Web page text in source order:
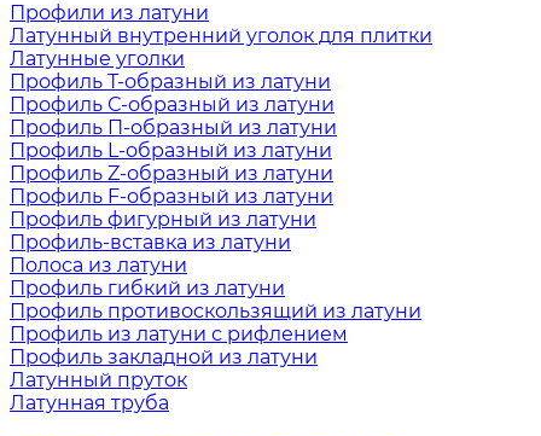
Профили из латуни
Латунный внутренний уголок для плитки
Латунные уголки
Профиль Т-образный из латуни
Профиль С-образный из латуни
Профиль П-образный из латуни
Профиль L-образный из латуни
Профиль Z-образный из латуни
Профиль F-образный из латуни
Профиль фигурный из латуни
Профиль-вставка из латуни
Полоса из латуни
Профиль гибкий из латуни
Профиль противоскользящий из латуни
Профиль из латуни с рифлением
Профиль закладной из латуни
Латунный пруток
Латунная труба